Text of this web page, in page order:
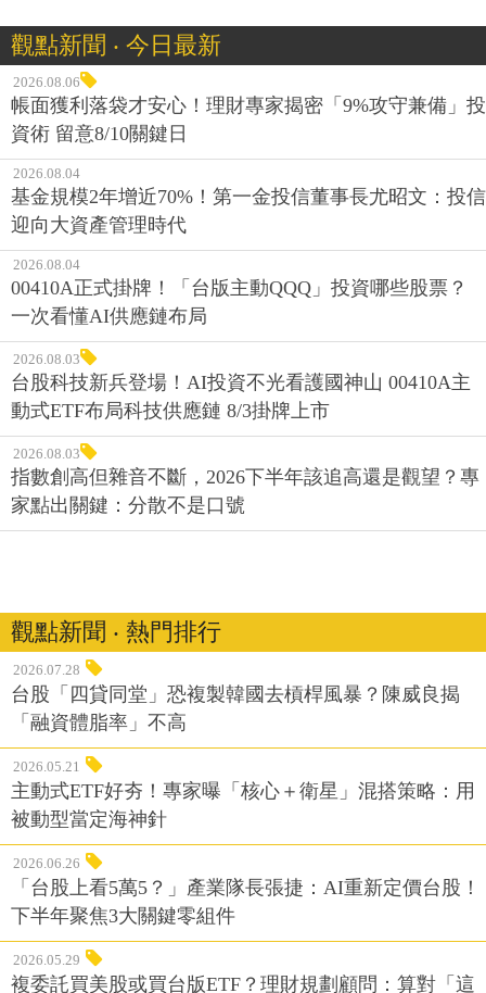
觀點新聞 ‧ 今日最新
2026.08.06
帳面獲利落袋才安心！理財專家揭密「9%攻守兼備」投
資術 留意8/10關鍵日
2026.08.04
基金規模2年增近70%！第一金投信董事長尤昭文：投信
迎向大資產管理時代
2026.08.04
00410A正式掛牌！「台版主動QQQ」投資哪些股票？
一次看懂AI供應鏈布局
2026.08.03
台股科技新兵登場！AI投資不光看護國神山 00410A主
動式ETF布局科技供應鏈 8/3掛牌上市
2026.08.03
指數創高但雜音不斷，2026下半年該追高還是觀望？專
家點出關鍵：分散不是口號
觀點新聞 ‧ 熱門排行
2026.07.28
台股「四貸同堂」恐複製韓國去槓桿風暴？陳威良揭
「融資體脂率」不高
2026.05.21
主動式ETF好夯！專家曝「核心＋衛星」混搭策略：用
被動型當定海神針
2026.06.26
「台股上看5萬5？」產業隊長張捷：AI重新定價台股！
下半年聚焦3大關鍵零組件
2026.05.29
複委託買美股或買台版ETF？理財規劃顧問：算對「這